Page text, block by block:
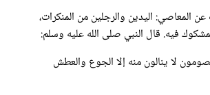
المعاصي: اليدين والرجلين من المنكرات،
فيه. قال النبي صلى الله عليه وسلم:
لا ينالون منه إلا الجوع والعطش